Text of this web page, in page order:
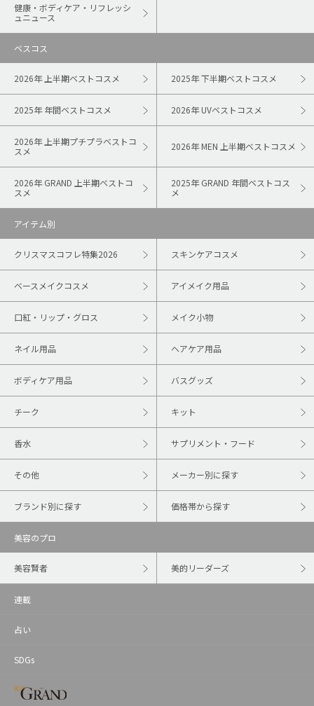
健康・ボディケア・リフレッシ
ュニュース
ベスコス
2026年 上半期ベストコスメ 2025年 下半期ベストコスメ
2025年 年間ベストコスメ 2026年 UVベストコスメ
2026年 上半期プチプラベストコ
スメ
2026年 MEN 上半期ベストコスメ
2026年 GRAND 上半期ベストコ
スメ
2025年 GRAND 年間ベストコス
メ
アイテム別
クリスマスコフレ特集2026 スキンケアコスメ
ベースメイクコスメ アイメイク用品
口紅・リップ・グロス メイク小物
ネイル用品 ヘアケア用品
ボディケア用品 バスグッズ
チーク キット
香水 サプリメント・フード
その他 メーカー別に探す
ブランド別に探す 価格帯から探す
美容のプロ
美容賢者 美的リーダーズ
連載
占い
SDGs